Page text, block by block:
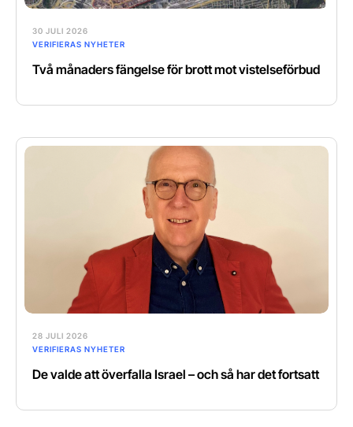
30 JULI 2026
VERIFIERAS NYHETER
Två månaders fängelse för brott mot vistelseförbud
28 JULI 2026
VERIFIERAS NYHETER
De valde att överfalla Israel – och så har det fortsatt